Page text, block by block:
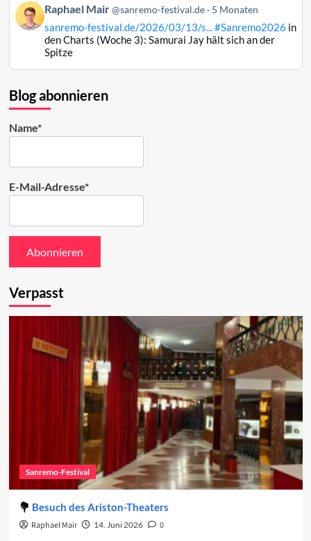
Bluesky
ansehen
Beitrag
von
Raphael
ansehen
Raphael Mair @sanremo-festival.de 5 Monaten
sanremo-festival.de/2026/03/13/s...#Sanremo2026 in
den Charts (Woche 3): Samurai Jay hält sich an der
Spitze
Blog abonnieren
Name*
E-Mail-Adresse*
Verpasst
Sanremo-Festival
Besuch des Ariston-Theaters
Raphael Mair 14. Juni 2026 0